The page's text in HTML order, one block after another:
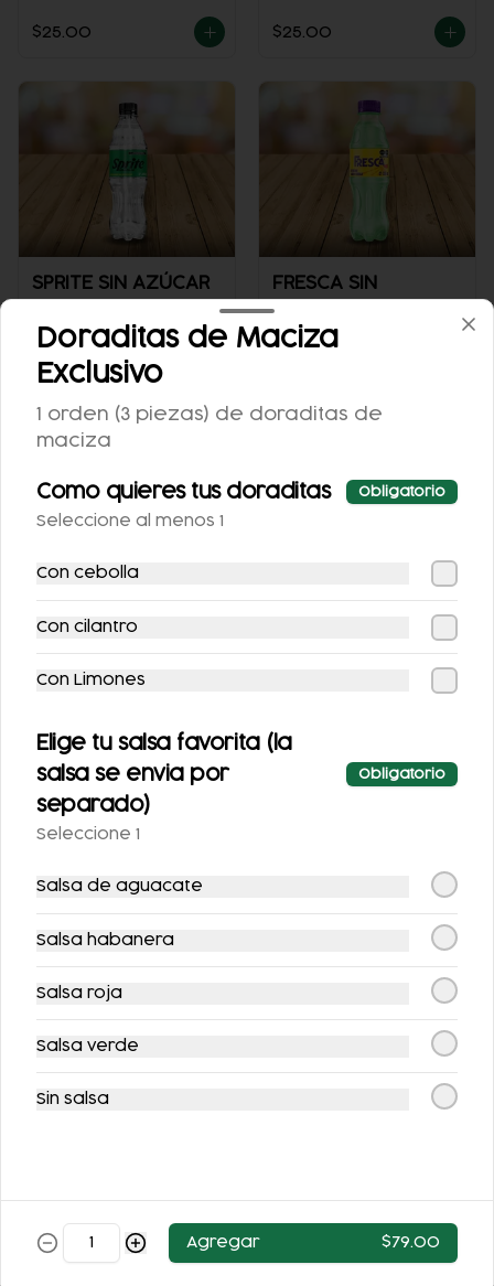
$25.00 $25.00
SPRITE SIN AZÚCAR
$25.00
FRESCA SIN
AZUCAR 355ML
$25.00
FANTA SIN AZUCAR
Postres
$63.00
Doraditas de Maciza
Exclusivo
1 orden (3 piezas) de doraditas de
maciza
Como quieres tus doraditas Obligatorio
Seleccione al menos 1
Con cebolla
Con cilantro
Con Limones
Elige tu salsa favorita (la
salsa se envia por
separado)
Obligatorio
Seleccione 1
Salsa de aguacate
Salsa habanera
Salsa roja
Salsa verde
Sin salsa
Agregar $79.00